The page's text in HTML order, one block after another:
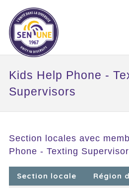
Kids Help Phone -
Supervisors
Section locales avec
Phone - Texting
Section locale Région